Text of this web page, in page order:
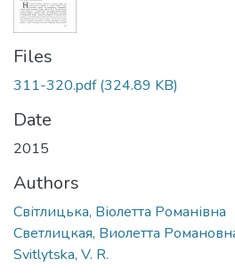
Files
311-320.pdf(324.89 KB)
Date
2015
Authors
Світлицька, Віолетта Романівна
Светлицкая, Виолетта
Svitlytska, V. R.